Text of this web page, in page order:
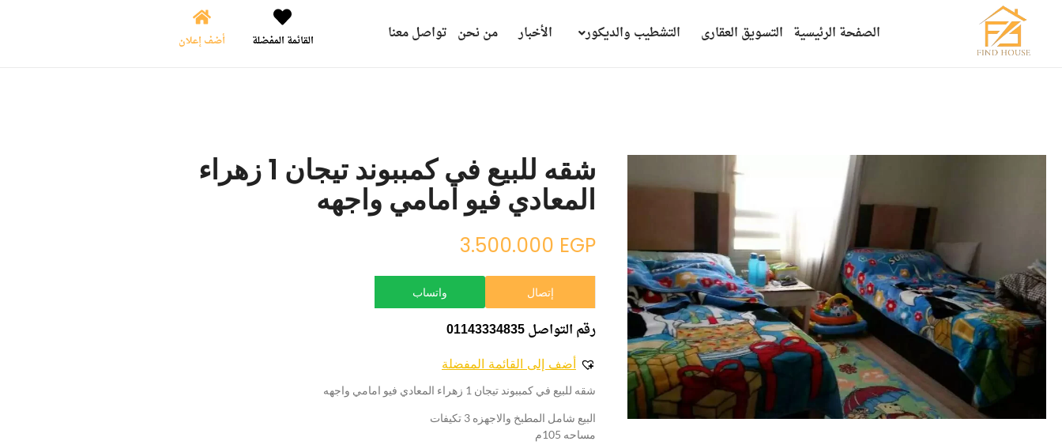
الصفحة الرئيسية التسويق العقارى التشطيب والديكور الأخبار من نحن تواصل معنا القائمة المفضلة أضف إعلان
شقه للبيع في كمببوند تيجان 1 زهراء
المعادي فيو امامي واجهه
3.500.000 EGP
إتصال واتساب
رقم التواصل 01143334835
أضف إلى القائمة المفضلة
شقه للبيع في كمببوند تيجان 1 زهراء المعادي فيو امامي واجهه
البيع شامل المطبخ والاجهزه 3 تكيفات
مساحه 105م